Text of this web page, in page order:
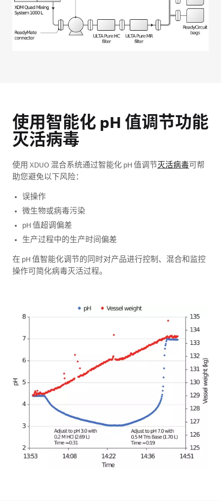
使用智能化 pH 值调节功能
灭活病毒
使用 XDUO 混合系统通过智能化 pH 值调节 灭活病毒可帮
助您避免以下风险：
误操作
微生物或病毒污染
pH 值超调偏差
生产过程中的生产时间偏差
在 pH 值智能化调节的同时对产品进行控制、混合和监控
操作可简化病毒灭活过程。